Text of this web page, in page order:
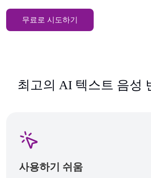
무료로 시도하기
최고의 AI 텍스트 음성
사용하기 쉬움